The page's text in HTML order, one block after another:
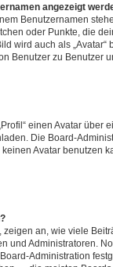
angezeigt
Benutzernamen
oder Punkte, die
wird auch als
Benutzer zu Benutzer
einen Avatar über
Die Board-
Avatar benutzen
an, wie viele
und Administratoren.
Administration